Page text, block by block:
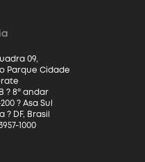
09,
Parque Cidade
? 8º andar
? Asa Sul
? DF, Brasil
1000